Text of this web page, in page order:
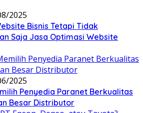
2025
Bisnis Tetapi Tidak
Saja Jasa Optimasi Website
2025
Penyedia Paranet Berkualitas
Besar Distributor